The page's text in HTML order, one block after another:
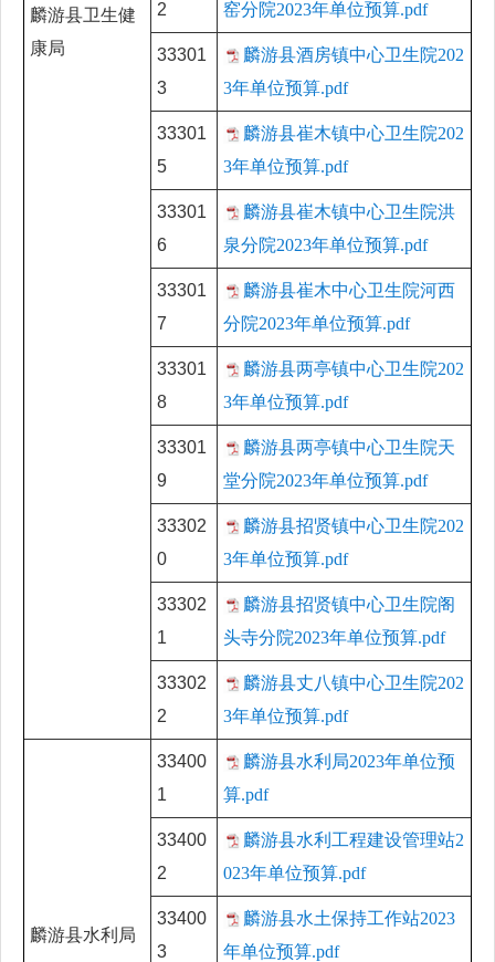
麟游县卫生健
康局
2 窑分院2023年单位预算.pdf
33301
3
麟游县酒房镇中心卫生院202
3年单位预算.pdf
33301
5
麟游县崔木镇中心卫生院202
3年单位预算.pdf
33301
6
麟游县崔木镇中心卫生院洪
泉分院2023年单位预算.pdf
33301
7
麟游县崔木中心卫生院河西
分院2023年单位预算.pdf
33301
8
麟游县两亭镇中心卫生院202
3年单位预算.pdf
33301
9
麟游县两亭镇中心卫生院天
堂分院2023年单位预算.pdf
33302
0
麟游县招贤镇中心卫生院202
3年单位预算.pdf
33302
1
麟游县招贤镇中心卫生院阁
头寺分院2023年单位预算.pdf
33302
2
麟游县丈八镇中心卫生院202
3年单位预算.pdf
麟游县水利局
33400
1
麟游县水利局2023年单位预
算.pdf
33400
2
麟游县水利工程建设管理站2
023年单位预算.pdf
33400
3
麟游县水土保持工作站2023
年单位预算.pdf